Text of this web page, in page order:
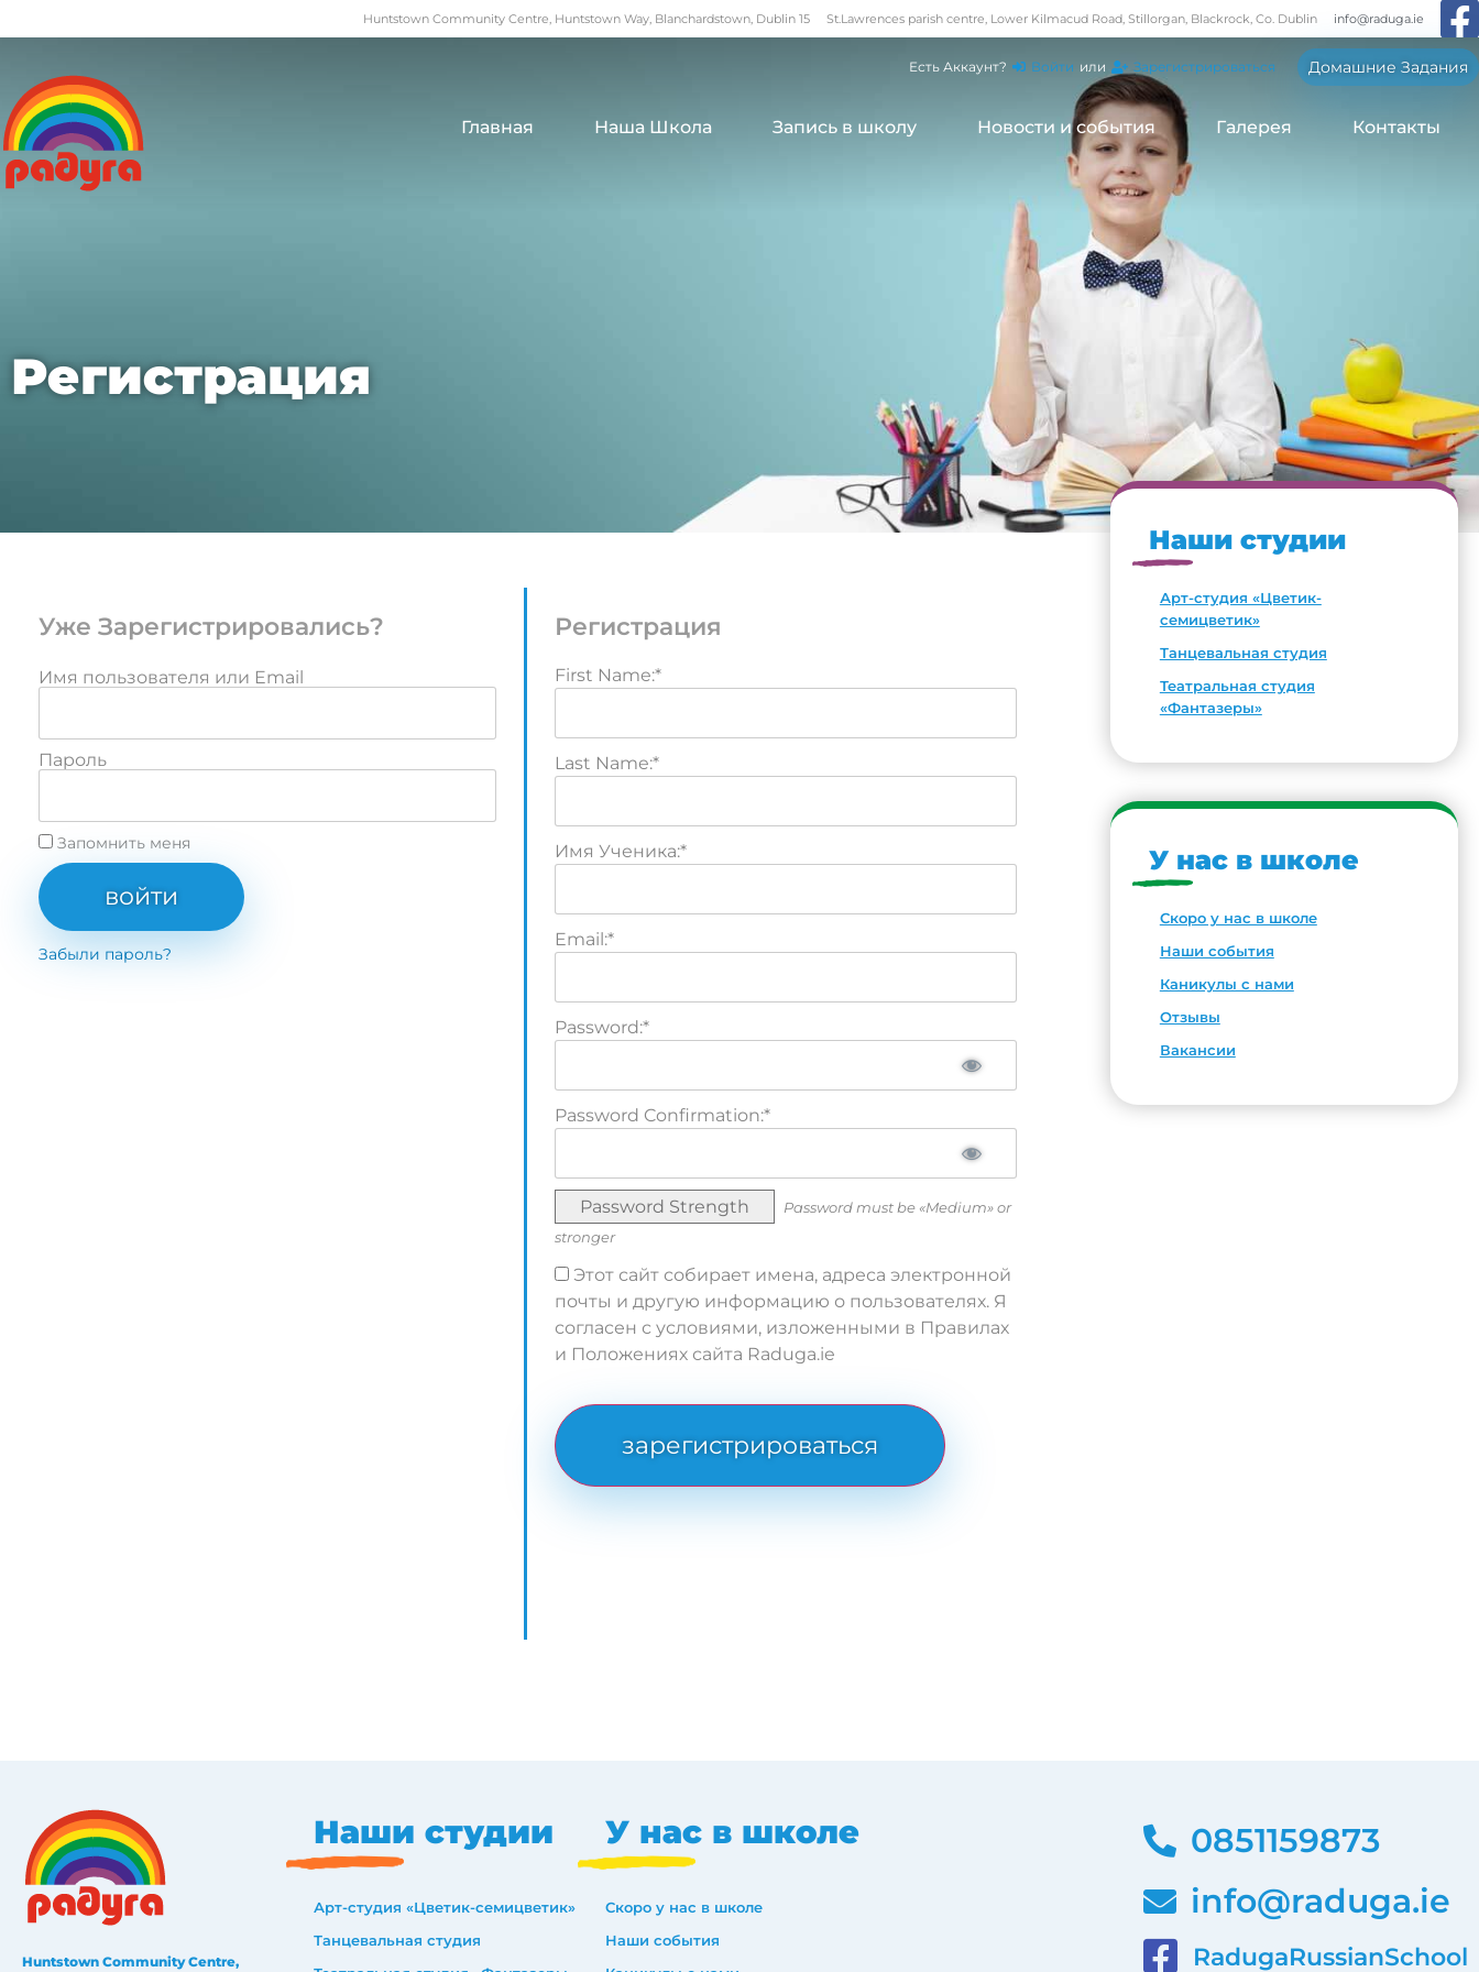
Huntstown Community Centre, Huntstown Way, Blanchardstown, Dublin 15 St.Lawrences parish centre, Lower Kilmacud Road, Stillorgan, Blackrock, Co. Dublin info@raduga.ie
Есть Аккаунт? Войти или Зарегистрироваться Домашние Задания
Главная Наша Школа Запись в школу Новости и события Галерея Контакты
Регистрация
Уже Зарегистрировались?
Имя пользователя или Email
Пароль
Запомнить меня
войти
Забыли пароль?
Регистрация
First Name:*
Last Name:*
Имя Ученика:*
Email:*
Password:*
Password Confirmation:*
Password Strength
Password must be «Medium» or
stronger
Этот сайт собирает имена, адреса электронной
почты и другую информацию о пользователях. Я
согласен с условиями, изложенными в Правилах
и Положениях сайта Raduga.ie
No val
Наши студии
Арт-студия «Цветик-
семицветик»
Танцевальная студия
Театральная студия
«Фантазеры»
У нас в школе
Скоро у нас в школе
Наши события
Каникулы с нами
Отзывы
Вакансии
Huntstown Community Centre,
Наши студии
Арт-студия «Цветик-семицветик»
Танцевальная студия
У нас в школе
Скоро у нас в школе
Наши события
0851159873
info@raduga.ie
RadugaRussianSchool